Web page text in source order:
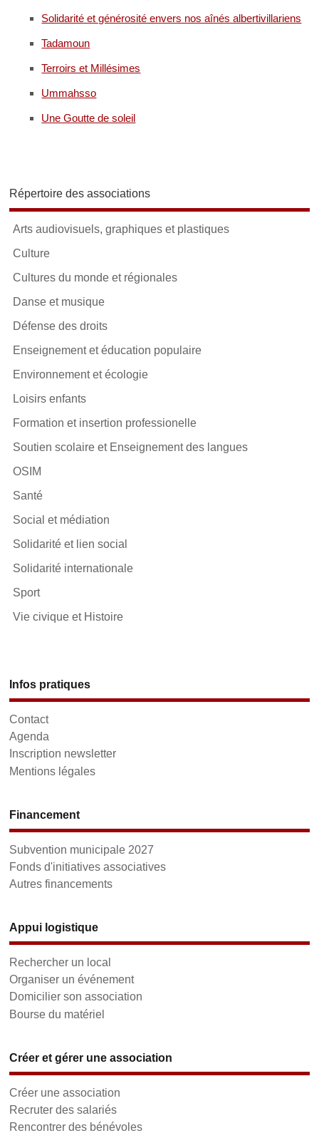
Solidarité et générosité envers nos aînés albertivillariens
Tadamoun
Terroirs et Millésimes
Ummahsso
Une Goutte de soleil
Répertoire des associations
Arts audiovisuels, graphiques et plastiques
Culture
Cultures du monde et régionales
Danse et musique
Défense des droits
Enseignement et éducation populaire
Environnement et écologie
Loisirs enfants
Formation et insertion professionelle
Soutien scolaire et Enseignement des langues
OSIM
Santé
Social et médiation
Solidarité et lien social
Solidarité internationale
Sport
Vie civique et Histoire
Infos pratiques
Contact
Agenda
Inscription newsletter
Mentions légales
Financement
Subvention municipale 2027
Fonds d'initiatives associatives
Autres financements
Appui logistique
Rechercher un local
Organiser un événement
Domicilier son association
Bourse du matériel
Créer et gérer une association
Créer une association
Recruter des salariés
Rencontrer des bénévoles